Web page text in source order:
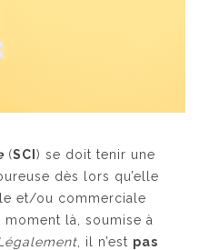
(SCI ) se doit tenir une
dès lors qu’elle
et/ou commerciale
moment là, soumise à
, il n’est pas